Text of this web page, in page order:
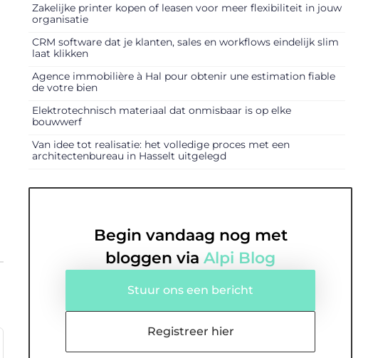
Zakelijke printer kopen of leasen voor meer flexibiliteit in jouw
organisatie
CRM software dat je klanten, sales en workflows eindelijk slim
laat klikken
Agence immobilière à Hal pour obtenir une estimation fiable
de votre bien
Elektrotechnisch materiaal dat onmisbaar is op elke
bouwwerf
Van idee tot realisatie: het volledige proces met een
architectenbureau in Hasselt uitgelegd
Begin vandaag nog met
bloggen via Alpi Blog
Stuur ons een bericht
Registreer hier